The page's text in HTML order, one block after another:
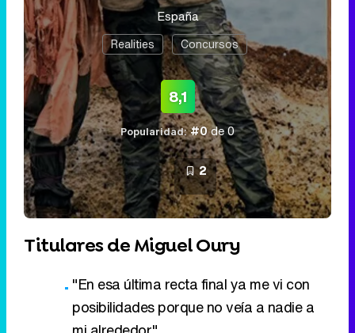
España
Realities Concursos
8,1
Popularidad: #0de 0
2
Titulares de Miguel Oury
"En esa última recta final ya me vi con
posibilidades porque no veía a nadie a